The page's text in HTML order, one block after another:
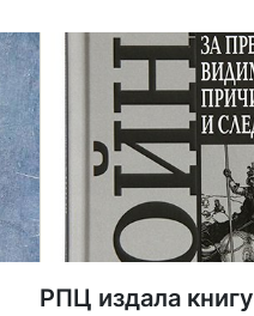
РПЦ издала книгу